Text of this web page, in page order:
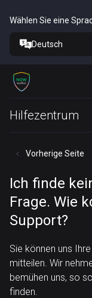
Wählen Sie eine
Deutsch
Hilfezentrum
Vorherige Seite
Ich finde
Frage. Wie
Support?
Sie können uns
mitteilen. Wir
bemühen uns, so
finden.